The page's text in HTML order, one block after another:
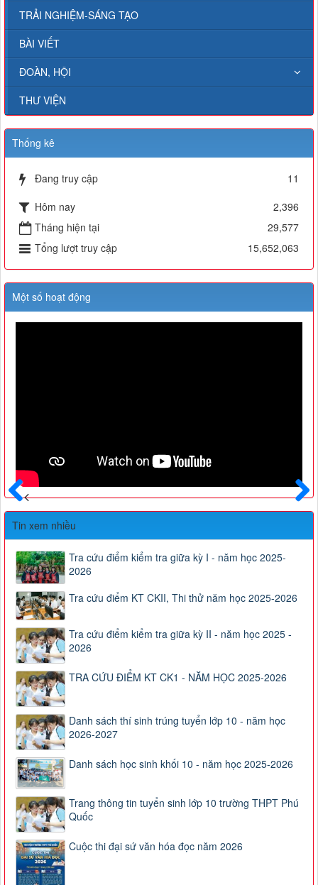
TRẢI NGHIỆM-SÁNG TẠO
BÀI VIẾT
ĐOÀN, HỘI
THƯ VIỆN
Thống kê
Đang truy cập
11
Hôm nay
2,396
Tháng hiện tại
29,577
Tổng lượt truy cập
15,652,063
Một số hoạt động
Sau
Trước
Tin xem nhiều
Tra cứu điểm kiểm tra giữa kỳ I - năm học 2025-
2026
Tra cứu điểm KT CKII, Thi thử năm học 2025-2026
Tra cứu điểm kiểm tra giữa kỳ II - năm học 2025 -
2026
TRA CỨU ĐIỂM KT CK1 - NĂM HỌC 2025-2026
Danh sách thí sinh trúng tuyển lớp 10 - năm học
2026-2027
Danh sách học sinh khối 10 - năm học 2025-2026
Trang thông tin tuyển sinh lớp 10 trường THPT Phú
Quốc
Cuộc thi đại sứ văn hóa đọc năm 2026